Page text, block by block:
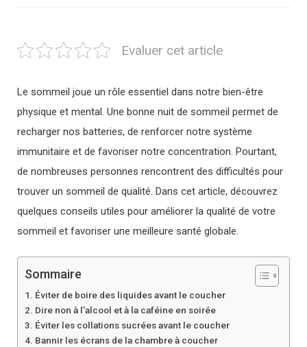
Evaluer cet article
Le sommeil joue un rôle essentiel dans notre bien-être
physique et mental. Une bonne nuit de sommeil permet de
recharger nos batteries, de renforcer notre système
immunitaire et de favoriser notre concentration. Pourtant,
de nombreuses personnes rencontrent des difficultés pour
trouver un sommeil de qualité. Dans cet article, découvrez
quelques conseils utiles pour améliorer la qualité de votre
sommeil et favoriser une meilleure santé globale.
Sommaire
Éviter de boire des liquides avant le coucher
Dire non à l’alcool et à la caféine en soirée
Éviter les collations sucrées avant le coucher
Bannir les écrans de la chambre à coucher